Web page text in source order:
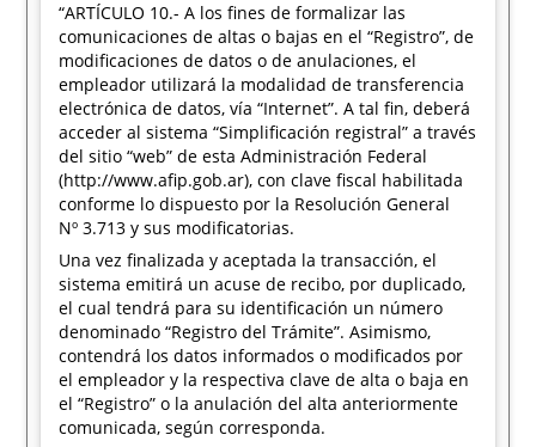
“ARTÍCULO 10.- A los fines de formalizar las
comunicaciones de altas o bajas en el “Registro”, de
modificaciones de datos o de anulaciones, el
empleador utilizará la modalidad de transferencia
electrónica de datos, vía “Internet”. A tal fin, deberá
acceder al sistema “Simplificación registral” a través
del sitio “web” de esta Administración Federal
(http://www.afip.gob.ar), con clave fiscal habilitada
conforme lo dispuesto por la Resolución General
Nº 3.713 y sus modificatorias.
Una vez finalizada y aceptada la transacción, el
sistema emitirá un acuse de recibo, por duplicado,
el cual tendrá para su identificación un número
denominado “Registro del Trámite”. Asimismo,
contendrá los datos informados o modificados por
el empleador y la respectiva clave de alta o baja en
el “Registro” o la anulación del alta anteriormente
comunicada, según corresponda.